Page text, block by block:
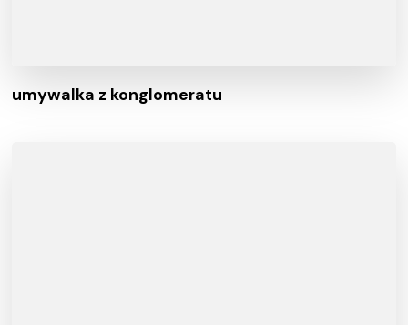
umywalka z konglomeratu